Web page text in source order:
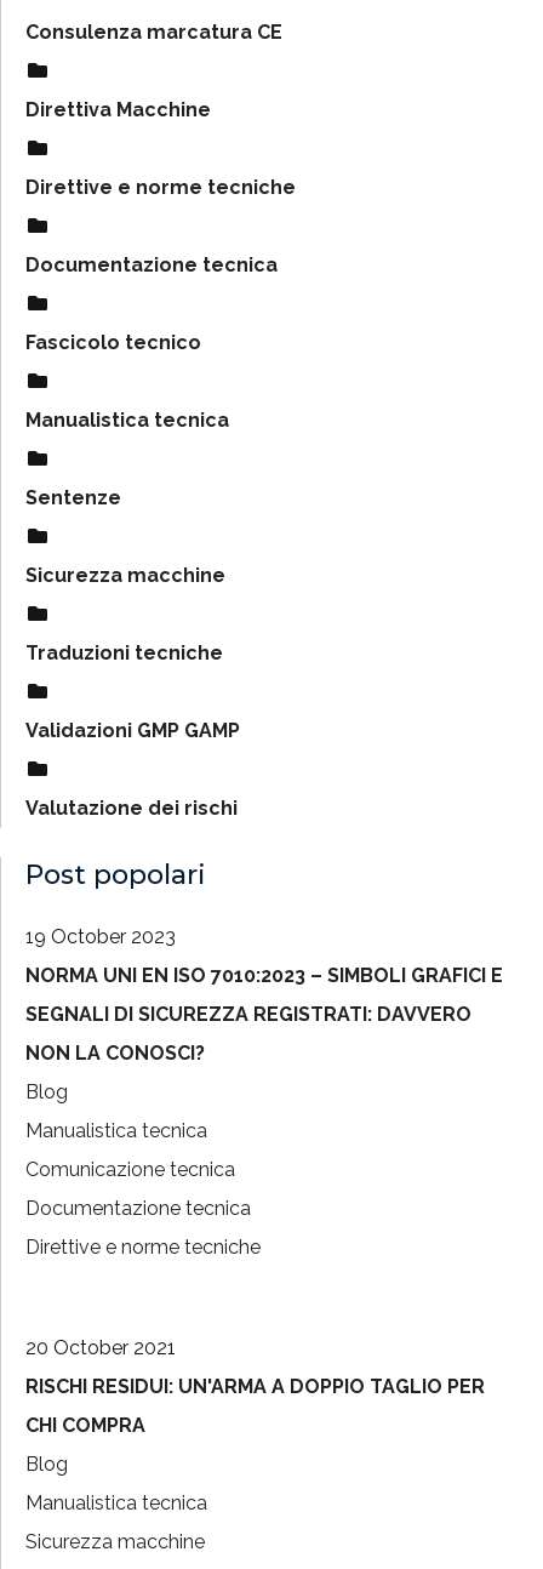
Consulenza marcatura CE
Direttiva Macchine
Direttive e norme tecniche
Documentazione tecnica
Fascicolo tecnico
Manualistica tecnica
Sentenze
Sicurezza macchine
Traduzioni tecniche
Validazioni GMP GAMP
Valutazione dei rischi
Post popolari
19 October 2023
NORMA UNI EN ISO 7010:2023 – SIMBOLI GRAFICI E
SEGNALI DI SICUREZZA REGISTRATI: DAVVERO
NON LA CONOSCI?
Blog
Manualistica tecnica
Comunicazione tecnica
Documentazione tecnica
Direttive e norme tecniche
20 October 2021
RISCHI RESIDUI: UN'ARMA A DOPPIO TAGLIO PER
CHI COMPRA
Blog
Manualistica tecnica
Sicurezza macchine